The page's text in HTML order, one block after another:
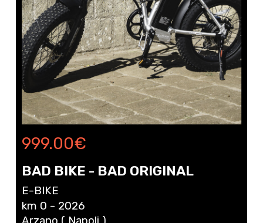
999.00€
BAD BIKE - BAD ORIGINAL
E-BIKE
km 0 - 2026
Arzano ( Napoli )